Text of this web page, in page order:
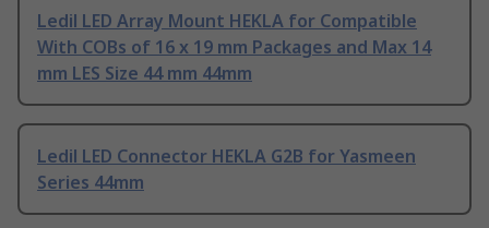
Ledil LED Array Mount HEKLA for Compatible
With COBs of 16 x 19 mm Packages and Max 14
mm LES Size 44 mm 44mm
Ledil LED Connector HEKLA G2B for Yasmeen
Series 44mm